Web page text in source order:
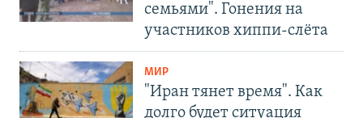
семьями". Гонения на
участников хиппи-слёта
МИР
"Иран тянет время". Как
долго будет ситуация